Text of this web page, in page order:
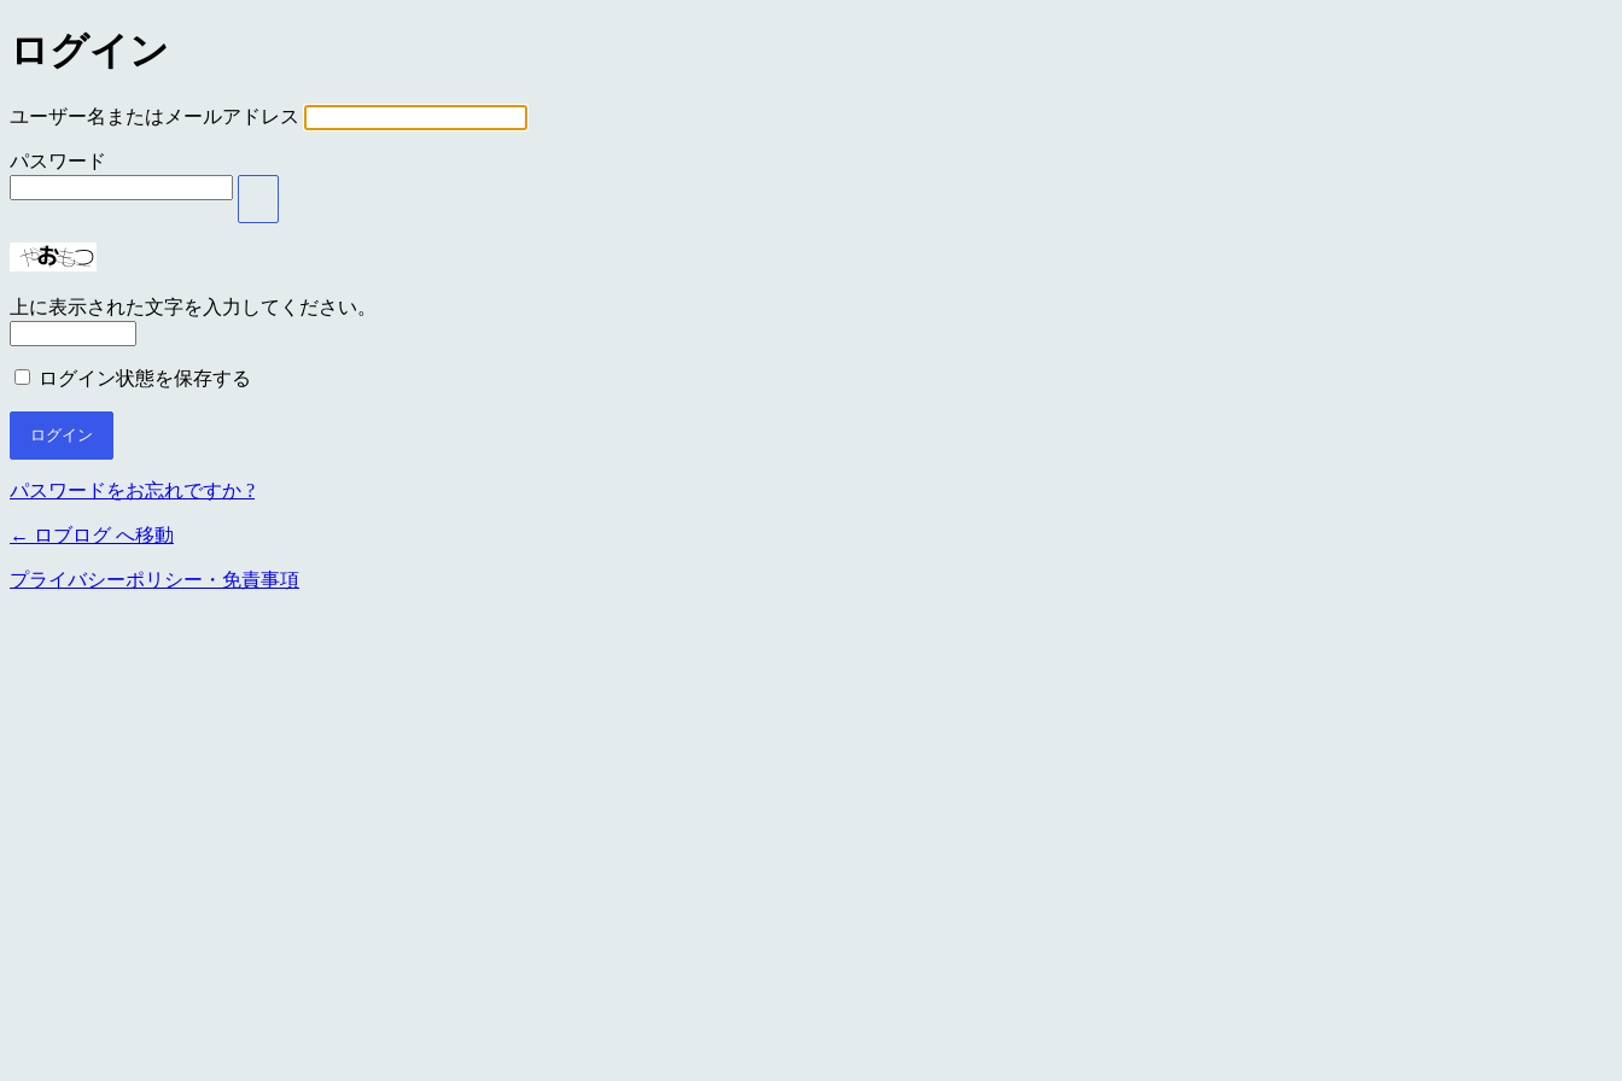
ログイン
ユーザー名またはメールアドレス
パスワード
上に表示された文字を入力してください。
ログイン状態を保存する
パスワードをお忘れですか ?
← ロブログ へ移動
プライバシーポリシー・免責事項